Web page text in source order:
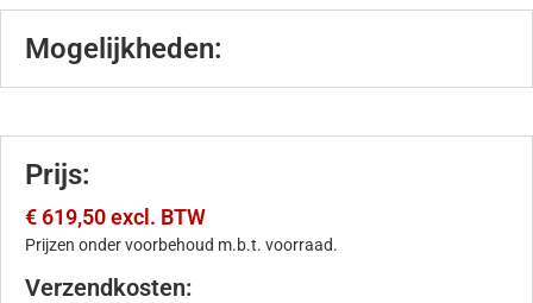
Mogelijkheden:
Prijs:
€ 619,50 excl. BTW
Prijzen onder voorbehoud m.b.t. voorraad.
Verzendkosten: